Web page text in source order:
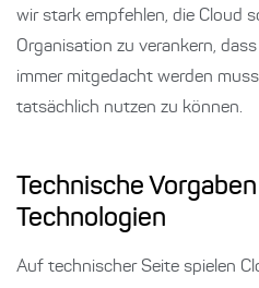
wir stark empfehlen, die Cloud
Organisation zu verankern,
immer mitgedacht werden
tatsächlich nutzen zu können.
Technische
Technologien
Auf technischer Seite spielen